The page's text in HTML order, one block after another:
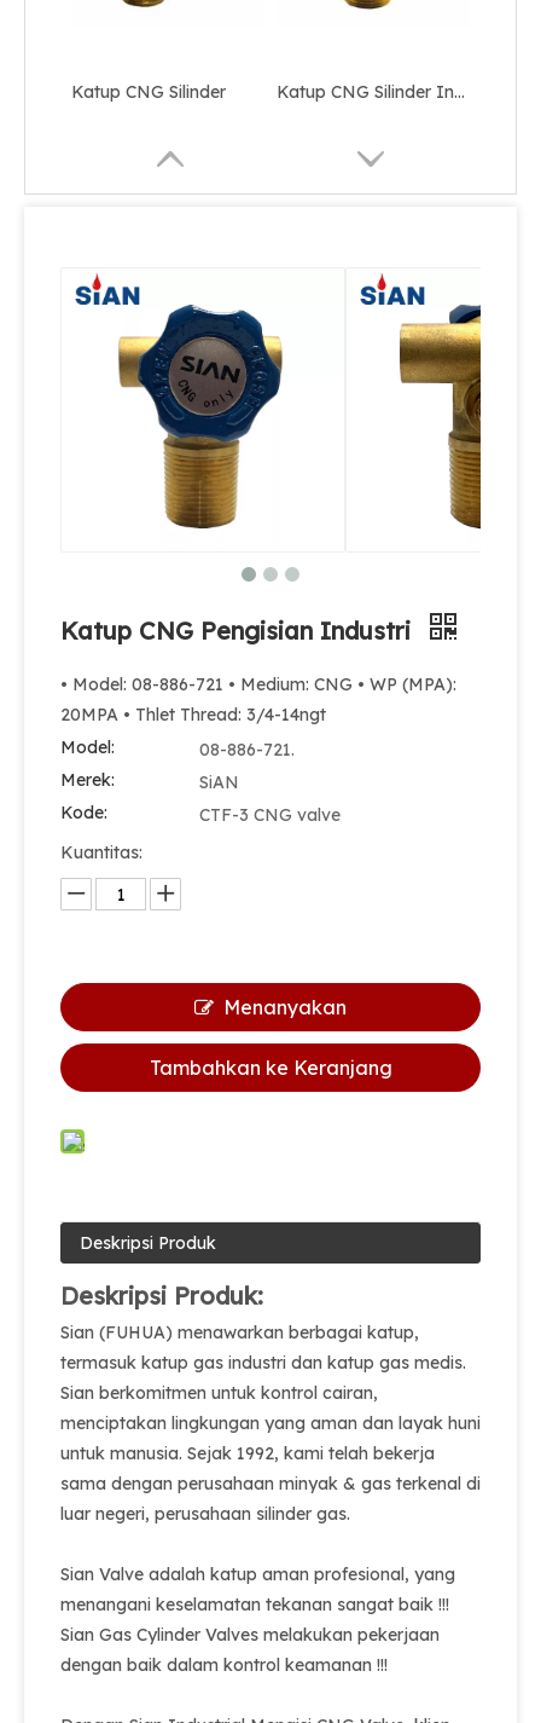
Katup CNG Silinder Katup CNG Silinder Industri
Katup CNG Pengisian Industri
• Model: 08-886-721 • Medium: CNG • WP (MPA):
20MPA • Thlet Thread: 3/4-14ngt
Model:
08-886-721.
Merek:
SiAN
Kode:
CTF-3 CNG valve
Kuantitas:
Menanyakan
Tambahkan ke Keranjang
Deskripsi Produk
Deskripsi Produk:
Sian (FUHUA) menawarkan berbagai katup,
termasuk katup gas industri dan katup gas medis.
Sian berkomitmen untuk kontrol cairan,
menciptakan lingkungan yang aman dan layak huni
untuk manusia. Sejak 1992, kami telah bekerja
sama dengan perusahaan minyak & gas terkenal di
luar negeri, perusahaan silinder gas.
Sian Valve adalah katup aman profesional, yang
menangani keselamatan tekanan sangat baik !!!
Sian Gas Cylinder Valves melakukan pekerjaan
dengan baik dalam kontrol keamanan !!!